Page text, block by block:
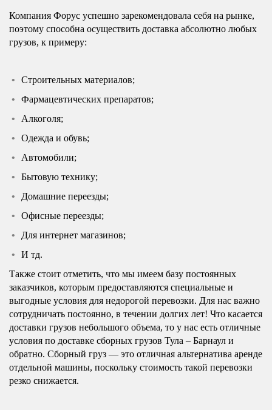
Компания Форус успешно зарекомендовала себя на рынке,
поэтому способна осуществить доставка абсолютно любых
грузов, к примеру:
Строительных материалов;
Фармацевтических препаратов;
Алкоголя;
Одежда и обувь;
Автомобили;
Бытовую технику;
Домашние переезды;
Офисные переезды;
Для интернет магазинов;
И тд.
Также стоит отметить, что мы имеем базу постоянных
заказчиков, которым предоставляются специальные и
выгодные условия для недорогой перевозки. Для нас важно
сотрудничать постоянно, в течении долгих лет! Что касается
доставки грузов небольшого объема, то у нас есть отличные
условия по доставке сборных грузов Тула – Барнаул и
обратно. Сборный груз — это отличная альтернатива аренде
отдельной машины, поскольку стоимость такой перевозки
резко снижается.